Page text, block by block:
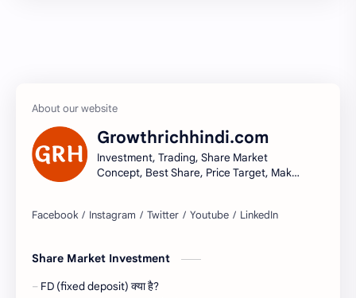
Growthrichhindi.com
Investment, Trading, Share Market
Concept, Best Share, Price Target, Make
Share Market Investment
FD (fixed deposit) क्या है?